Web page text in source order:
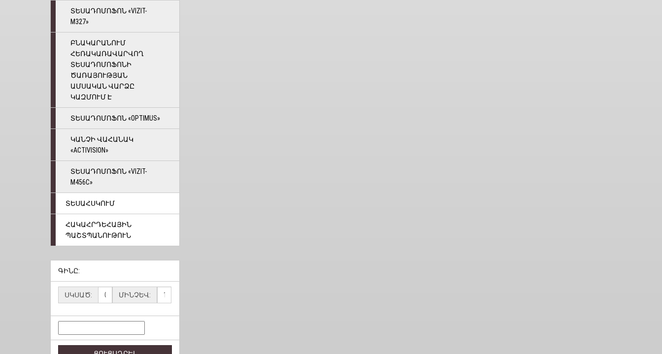
ՏԵՍԱԴՈՄՈՖՈՆ «VIZIT-
M327»
ԲՆԱԿԱՐԱՆՈՒՄ
ՀԵՌԱԿԱՌԱՎԱՐՎՈՂ
ՏԵՍԱԴՈՄՈՖՈՆԻ
ԾԱՌԱՅՈՒԹՅԱՆ
ԱՄՍԱԿԱՆ ՎԱՐՁԸ
ԿԱԶՄՈՒՄ Է
ՏԵՍԱԴՈՄՈՖՈՆ «OPTIMUS»
ԿԱՆՉԻ ՎԱՀԱՆԱԿ
«ACTIVISION»
ՏԵՍԱԴՈՄՈՖՈՆ «VIZIT-
M456C»
ՏԵՍԱՀՍԿՈՒՄ
ՀԱԿԱՀՐԴԵՀԱՅԻՆ
ՊԱՇՏՊԱՆՈՒԹՈՒՆ
ԳԻՆԸ:
ՍԿՍԱԾ: ՄԻՆՉԵՎ: